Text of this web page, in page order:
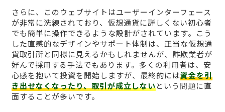
さらに、このウェブサイトはユーザーインターフェース
が非常に洗練されており、仮想通貨に詳しくない初心者
でも簡単に操作できるような設計がされています。こう
した直感的なデザインやサポート体制は、正当な仮想通
貨取引所と同様に見えるかもしれませんが、詐欺業者が
好んで採用する手法でもあります。多くの利用者は、安
心感を抱いて投資を開始しますが、最終的には資金を引
き出せなくなったり、取引が成立しないという問題に直
面することが多いです。